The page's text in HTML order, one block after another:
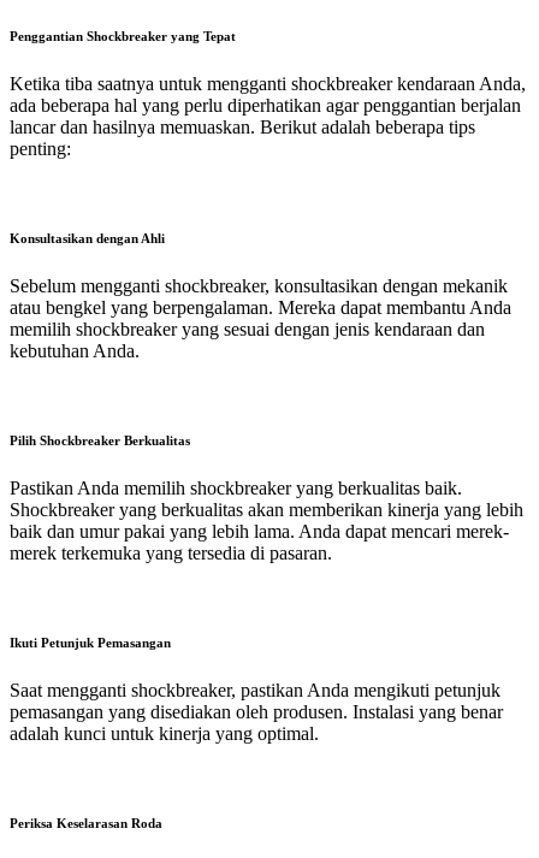
Penggantian Shockbreaker yang Tepat
Ketika tiba saatnya untuk mengganti shockbreaker kendaraan Anda,
ada beberapa hal yang perlu diperhatikan agar penggantian berjalan
lancar dan hasilnya memuaskan. Berikut adalah beberapa tips
penting:
Konsultasikan dengan Ahli
Sebelum mengganti shockbreaker, konsultasikan dengan mekanik
atau bengkel yang berpengalaman. Mereka dapat membantu Anda
memilih shockbreaker yang sesuai dengan jenis kendaraan dan
kebutuhan Anda.
Pilih Shockbreaker Berkualitas
Pastikan Anda memilih shockbreaker yang berkualitas baik.
Shockbreaker yang berkualitas akan memberikan kinerja yang lebih
baik dan umur pakai yang lebih lama. Anda dapat mencari merek-
merek terkemuka yang tersedia di pasaran.
Ikuti Petunjuk Pemasangan
Saat mengganti shockbreaker, pastikan Anda mengikuti petunjuk
pemasangan yang disediakan oleh produsen. Instalasi yang benar
adalah kunci untuk kinerja yang optimal.
Periksa Keselarasan Roda